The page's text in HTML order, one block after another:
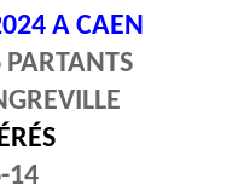
A CAEN
14